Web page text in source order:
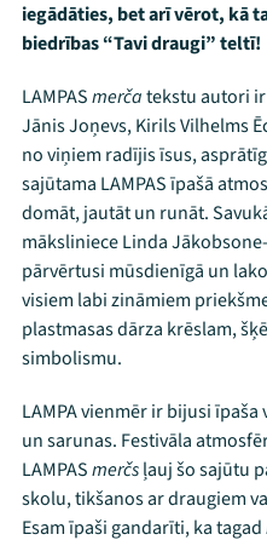
Viņi bija
iegādāties, bet arī vērot, kā
biedrības “Tavi draugi” teltī!
LAMPASmerčatekstu autori ir
Jānis Joņevs, Kirils Vilhelms
no viņiem radījis īsus,
sajūtama LAMPAS īpašā
domāt, jautāt un runāt.
māksliniece Linda
pārvērtusi mūsdienīgā un
visiem labi zināmiem
plastmasas dārza krēslam,
simbolismu.
LAMPA vienmēr ir bijusi
un sarunas. Festivāla
LAMPASmerčsļauj šo sajūtu
skolu, tikšanos ar draugiem
Esam īpaši gandarīti, ka tagad